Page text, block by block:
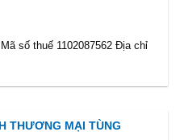
số thuế 1102087562 Địa chỉ
THƯƠNG MẠI TÙNG